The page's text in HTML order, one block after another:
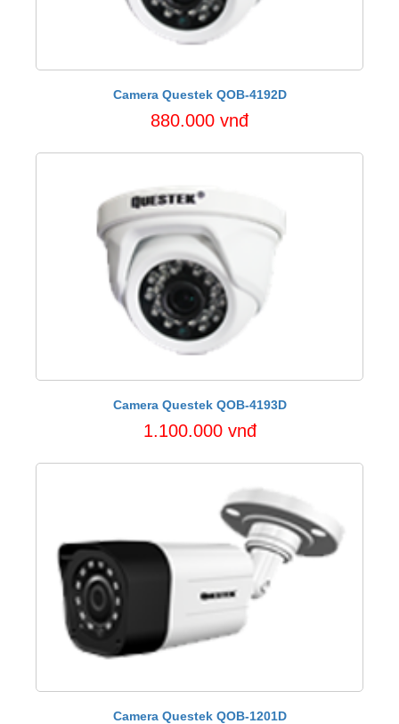
Camera Questek QOB-4192D
880.000 vnđ
Camera Questek QOB-4193D
1.100.000 vnđ
Camera Questek QOB-1201D